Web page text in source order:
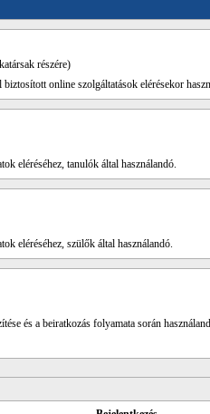
részére)
online szolgáltatások elérésekor
eléréséhez, tanulók által használandó.
eléréséhez, szülők által használandó.
és a beiratkozás folyamata során